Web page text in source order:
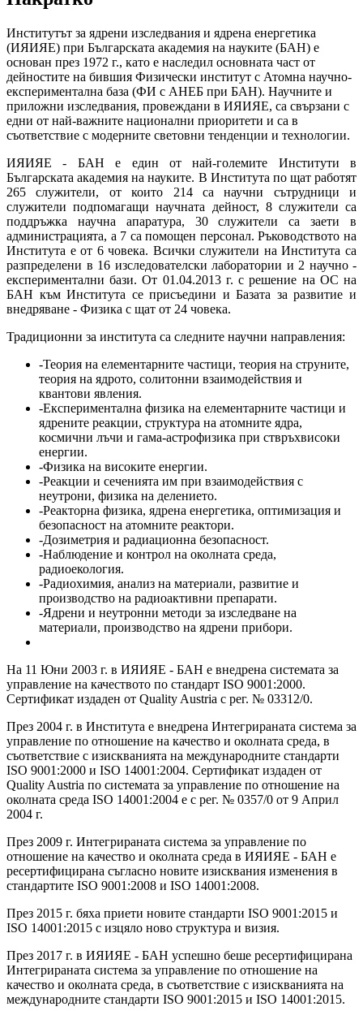
Институтът за ядрени изследвания и ядрена енергетика
(ИЯИЯЕ) при Българската академия на науките (БАН) е
основан през 1972 г., като е наследил основната част от
дейностите на бившия Физически институт с Атомна научно-
експериментална база (ФИ с АНЕБ при БАН). Научните и
приложни изследвания, провеждани в ИЯИЯЕ, са свързани с
едни от най-важните национални приоритети и са в
съответствие с модерните световни тенденции и технологии.
ИЯИЯЕ - БАН е един от най-големите Институти в
Българската академия на науките. В Института по щат работят
265 служители, от които 214 са научни сътрудници и
служители подпомагащи научната дейност, 8 служители са
поддръжка научна апаратура, 30 служители са заети в
администрацията, а 7 са помощен персонал. Ръководството на
Института е от 6 човека. Всички служители на Института са
разпределени в 16 изследователски лаборатории и 2 научно -
експериментални бази. От 01.04.2013 г. с решение на ОС на
БАН към Института се присъедини и Базата за развитие и
внедряване - Физика с щат от 24 човека.
Традиционни за института са следните научни направления:
-Теория на елементарните частици, теория на струните,
теория на ядрото, солитонни взаимодействия и
квантови явления.
-Експериментална физика на елементарните частици и
ядрените реакции, структура на атомните ядра,
космични лъчи и гама-астрофизика при ствръхвисоки
енергии.
-Физика на високите енергии.
-Реакции и сеченията им при взаимодействия с
неутрони, физика на делението.
-Реакторна физика, ядрена енергетика, оптимизация и
безопасност на атомните реактори.
-Дозиметрия и радиационна безопасност.
-Наблюдение и контрол на околната среда,
радиоекология.
-Радиохимия, анализ на материали, развитие и
производство на радиоактивни препарати.
-Ядрени и неутронни методи за изследване на
материали, производство на ядрени прибори.
На 11 Юни 2003 г. в ИЯИЯЕ - БАН е внедрена системата за
управление на качеството по стандарт ISO 9001:2000.
Сертификат издаден от Quality Austria с рег. № 03312/0.
През 2004 г. в Института е внедрена Интегрираната система за
управление по отношение на качество и околната среда, в
съответствие с изискванията на международните стандарти
ISO 9001:2000 и ISO 14001:2004. Сертификат издаден от
Quality Austria по системата за управление по отношение на
околната среда ISO 14001:2004 e с рег. № 0357/0 от 9 Април
2004 г.
През 2009 г. Интегрираната система за управление по
отношение на качество и околната среда в ИЯИЯЕ - БАН е
ресертифицирана съгласно новите изисквания изменения в
стандартите ISO 9001:2008 и ISO 14001:2008.
През 2015 г. бяха приети новите стандарти ISO 9001:2015 и
ISO 14001:2015 с изцяло ново структура и визия.
През 2017 г. в ИЯИЯЕ - БАН успешно беше ресертифицирана
Интегрираната система за управление по отношение на
качество и околната среда, в съответствие с изискванията на
международните стандарти ISO 9001:2015 и ISO 14001:2015.